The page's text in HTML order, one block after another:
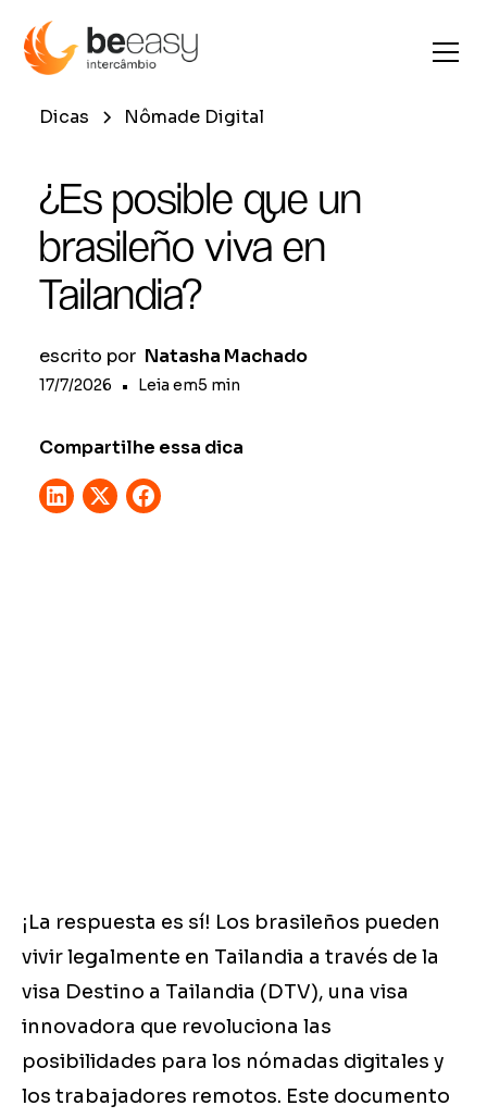
Dicas Nômade Digital
¿Es posible que un
brasileño viva en
Tailandia?
escrito por Natasha Machado
17/7/2026 • Leia em5 min
Compartilhe essa dica
¡La respuesta es sí! Los brasileños pueden
vivir legalmente en Tailandia a través de la
visa Destino a Tailandia (DTV), una visa
innovadora que revoluciona las
posibilidades para los nómadas digitales y
los trabajadores remotos. Este documento